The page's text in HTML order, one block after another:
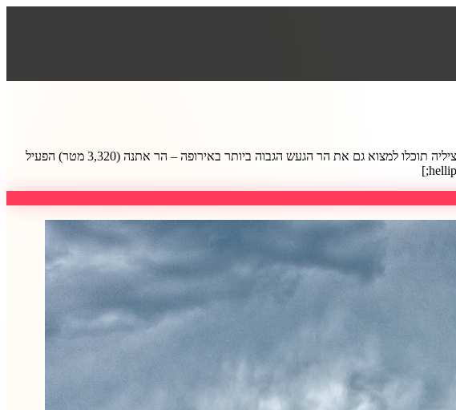
סיציליה הוא האי הגדול ביותר בים התיכון, וגם המחוז הגדול ביותר באיטליה, ואלו לא השיאים היחידים שסיציליה מחזיקה בהם, בסיציליה תוכלו למצוא גם את הר הגעש הגבוה ביותר באירופה – הר אתנה (3,320 מטר) הפעיל